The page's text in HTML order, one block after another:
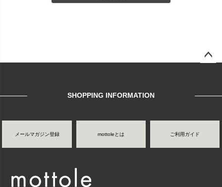
SHOPPING INFORMATION
メールマガジン登録 mottoleとは ご利用ガイド